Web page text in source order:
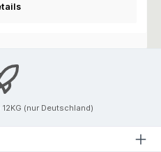
(nur Deutschland)